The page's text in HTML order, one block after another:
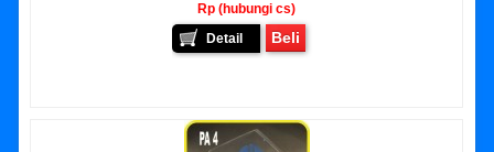
Rp (hubungi cs)
Detail
Beli